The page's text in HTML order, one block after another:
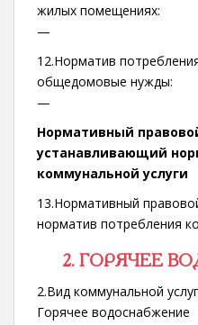
жилых помещениях:
—
12.Норматив
общедомовые нужды:
—
Нормативный
устанавливающий
коммунальной услуги
13.Нормативный
норматив потребления
2. ГОРЯЧЕЕ
2.Вид коммунальной
Горячее водоснабжение